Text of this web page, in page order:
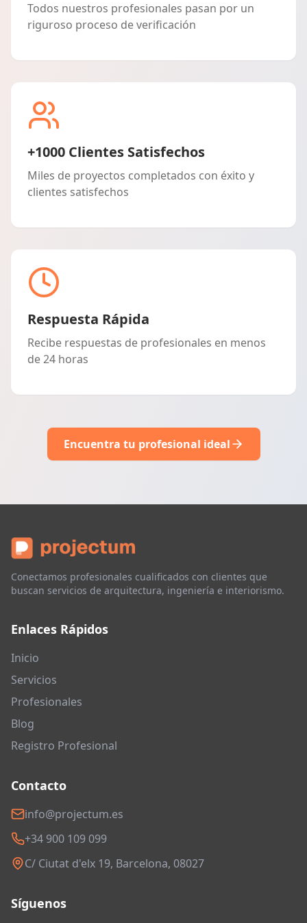
Todos nuestros profesionales pasan por un
riguroso proceso de verificación
+1000 Clientes Satisfechos
Miles de proyectos completados con éxito y
clientes satisfechos
Respuesta Rápida
Recibe respuestas de profesionales en menos
de 24 horas
Encuentra tu profesional ideal
Conectamos profesionales cualificados con clientes que
buscan servicios de arquitectura, ingeniería e interiorismo.
Enlaces Rápidos
Inicio
Servicios
Profesionales
Blog
Registro Profesional
Contacto
info@projectum.es
+34 900 109 099
C/ Ciutat d'elx 19, Barcelona, 08027
Síguenos